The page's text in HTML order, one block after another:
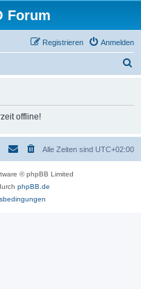
Forum
Anmelden
Registrieren
offline!
Alle Zeiten sind UTC+02:00
© phpBB Limited
phpBB.de